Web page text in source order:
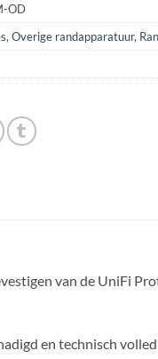
OD
, Overige randapparatuur,
van de UniFi
en technisch